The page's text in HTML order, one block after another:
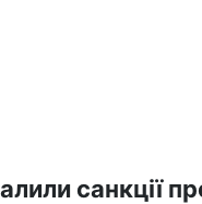
санкції